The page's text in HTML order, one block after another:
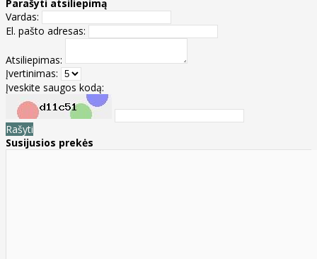
Parašyti atsiliepimą
Vardas:
El. pašto adresas:
Atsiliepimas:
Įvertinimas:
Įveskite saugos kodą:
Rašyti
Susijusios prekės